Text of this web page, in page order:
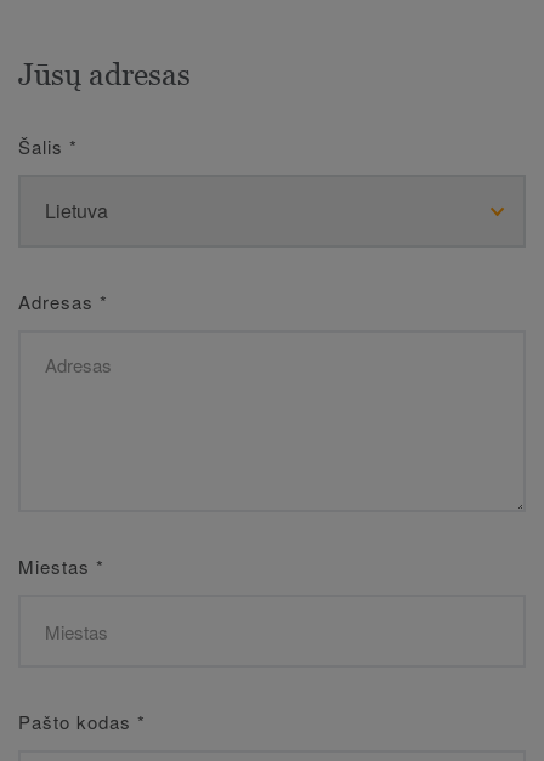
Jūsų adresas
Šalis *
Adresas *
Miestas *
Pašto kodas *